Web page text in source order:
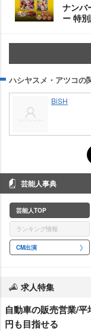
ナンバ
ー 特
ハシヤスメ・アツコの
BiSH
芸能人事典
芸能人TOP
ランキング情報
CM出演
求人特集
自動車の販売営業/
円も目指せる